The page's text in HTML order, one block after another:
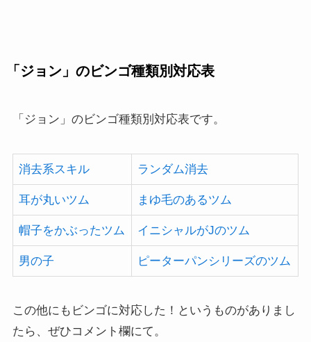
「ジョン」のビンゴ種類別対応表
「ジョン」のビンゴ種類別対応表です。
消去系スキル ランダム消去
耳が丸いツム まゆ毛のあるツム
帽子をかぶったツム イニシャルがJのツム
男の子 ピーターパンシリーズのツム
この他にもビンゴに対応した！というものがありまし
たら、ぜひコメント欄にて。